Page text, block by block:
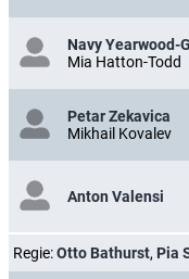
Navy Yearwood-
Mia Hatton-Todd
Petar Zekavica
Mikhail Kovalev
Anton Valensi
Regie:Otto Bathurst, Pia